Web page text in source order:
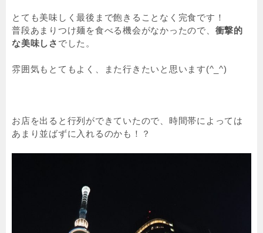
とても美味しく最後まで飽きることなく完食です！
普段あまりつけ麺を食べる機会がなかったので、 衝撃的
な美味しさ でした。
雰囲気もとてもよく、また行きたいと思います(^_^)
お店を出ると行列ができていたので、時間帯によっては
あまり並ばずに入れるのかも！？